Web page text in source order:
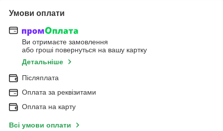
Умови оплати
Ви отримаєте замовлення
або гроші повернуться на вашу картку
Детальніше
Післяплата
Оплата за реквізитами
Оплата на карту
Всі умови оплати